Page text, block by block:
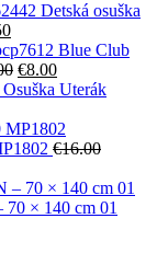
Detská osuška
Aktuálna
cena
je:
€6.50.
Blue Club
Pôvodná
cena
€16.00.
€8.00Aktuálna
cena
€8.00.
Osuška Uterák
€16.00
× 140 cm 01